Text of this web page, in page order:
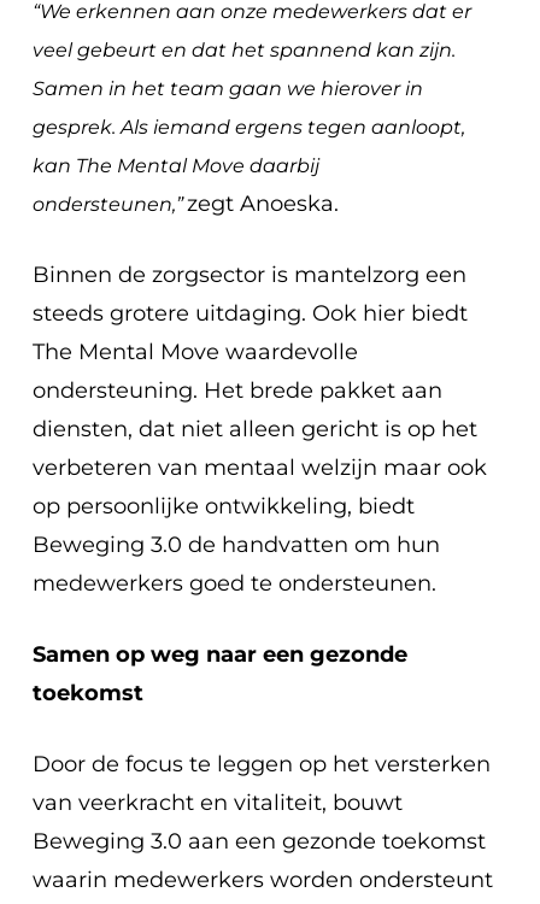
“We erkennen aan onze medewerkers dat er
veel gebeurt en dat het spannend kan zijn.
Samen in het team gaan we hierover in
gesprek. Als iemand ergens tegen aanloopt,
kan The Mental Move daarbij
ondersteunen,”zegt Anoeska.
Binnen de zorgsector is mantelzorg een
steeds grotere uitdaging. Ook hier biedt
The Mental Move waardevolle
ondersteuning. Het brede pakket aan
diensten, dat niet alleen gericht is op het
verbeteren van mentaal welzijn maar ook
op persoonlijke ontwikkeling, biedt
Beweging 3.0 de handvatten om hun
medewerkers goed te ondersteunen.
Samen op weg naar een gezonde
toekomst
Door de focus te leggen op het versterken
van veerkracht en vitaliteit, bouwt
Beweging 3.0 aan een gezonde toekomst
waarin medewerkers worden ondersteunt